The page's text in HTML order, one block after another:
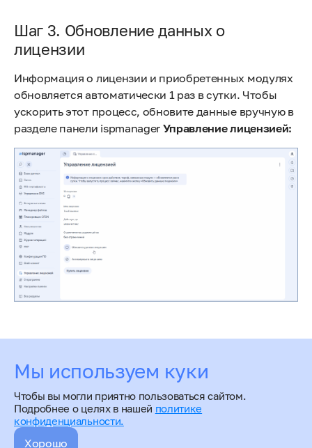
Шаг 3. Обновление данных о
лицензии
Информация о лицензии и приобретенных модулях
обновляется автоматически 1 раз в сутки. Чтобы
ускорить этот процесс, обновите данные вручную в
разделе панели ispmanager Управление лицензией:
Мы используем куки
Чтобы вы могли приятно пользоваться сайтом.
Подробнее о целях в нашей политике
конфиденциальности.
Хорошо